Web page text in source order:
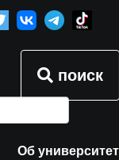
поиск
Об